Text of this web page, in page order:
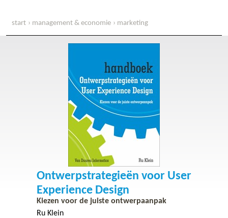
start management & economie marketing
Ontwerpstrategieën voor User
Experience Design
Kiezen voor de juiste ontwerpaanpak
Ru Klein